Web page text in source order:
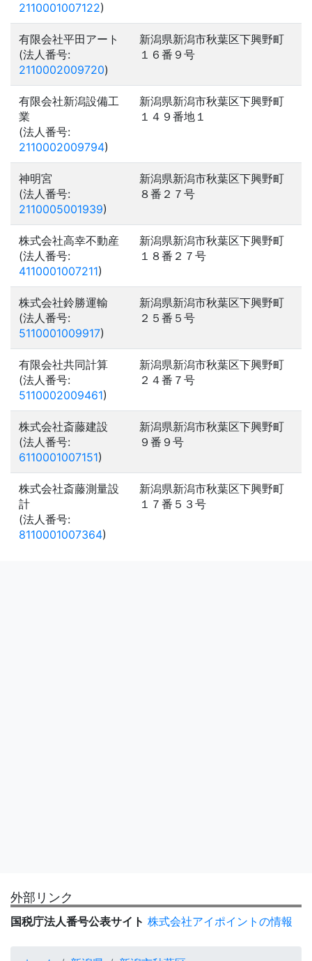
2110001007122)
有限会社平田アート
(法人番号:
2110002009720)
新潟県新潟市秋葉区下興野町
１６番９号
有限会社新潟設備工
業
(法人番号:
2110002009794)
新潟県新潟市秋葉区下興野町
１４９番地１
神明宮
(法人番号:
2110005001939)
新潟県新潟市秋葉区下興野町
８番２７号
株式会社高幸不動産
(法人番号:
4110001007211)
新潟県新潟市秋葉区下興野町
１８番２７号
株式会社鈴勝運輸
(法人番号:
5110001009917)
新潟県新潟市秋葉区下興野町
２５番５号
有限会社共同計算
(法人番号:
5110002009461)
新潟県新潟市秋葉区下興野町
２４番７号
株式会社斎藤建設
(法人番号:
6110001007151)
新潟県新潟市秋葉区下興野町
９番９号
株式会社斎藤測量設
計
(法人番号:
8110001007364)
新潟県新潟市秋葉区下興野町
１７番５３号
外部リンク
国税庁法人番号公表サイト 株式会社アイポイントの情報